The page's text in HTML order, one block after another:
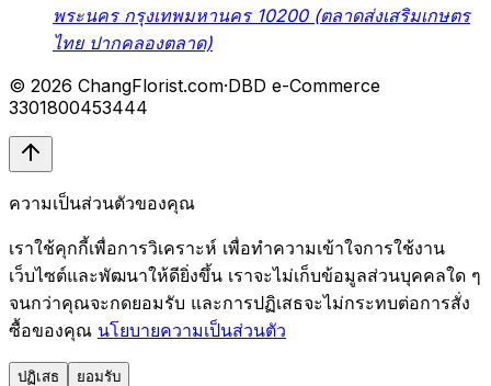
พระนคร กรุงเทพมหานคร 10200 (ตลาดส่งเสริมเกษตร
ไทย ปากคลองตลาด)
© 2026 ChangFlorist.com·DBD e-Commerce
3301800453444
ความเป็นส่วนตัวของคุณ
เราใช้คุกกี้เพื่อการวิเคราะห์ เพื่อทำความเข้าใจการใช้งาน
เว็บไซต์และพัฒนาให้ดียิ่งขึ้น เราจะไม่เก็บข้อมูลส่วนบุคคลใด ๆ
จนกว่าคุณจะกดยอมรับ และการปฏิเสธจะไม่กระทบต่อการสั่ง
ซื้อของคุณ นโยบายความเป็นส่วนตัว
ปฏิเสธ ยอมรับ